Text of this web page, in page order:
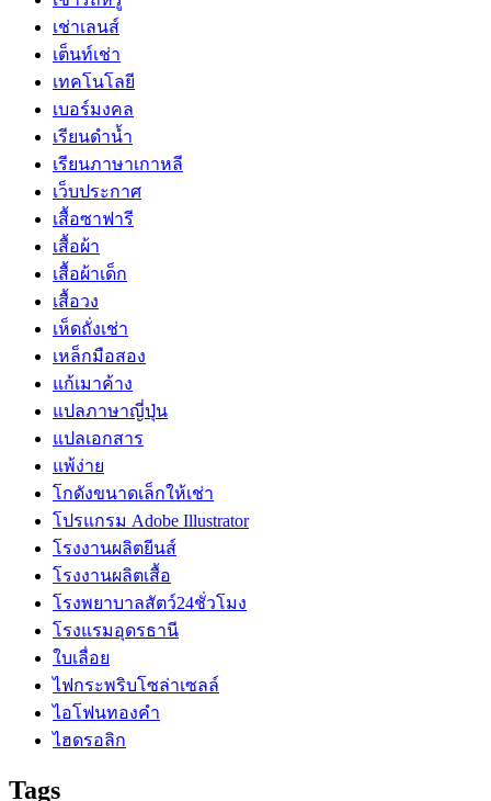
เช่าเลนส์
เต็นท์เช่า
เทคโนโลยี
เบอร์มงคล
เรียนดำน้ำ
เรียนภาษาเกาหลี
เว็บประกาศ
เสื้อซาฟารี
เสื้อผ้า
เสื้อผ้าเด็ก
เสื้อวง
เห็ดถั่งเช่า
เหล็กมือสอง
แก้เมาค้าง
แปลภาษาญี่ปุ่น
แปลเอกสาร
แพ้ง่าย
โกดังขนาดเล็กให้เช่า
โปรแกรม Adobe Illustrator
โรงงานผลิตยีนส์
โรงงานผลิตเสื้อ
โรงพยาบาลสัตว์24ชั่วโมง
โรงแรมอุดรธานี
ใบเลื่อย
ไฟกระพริบโซล่าเซลล์
ไอโฟนทองคำ
ไฮดรอลิก
Tags